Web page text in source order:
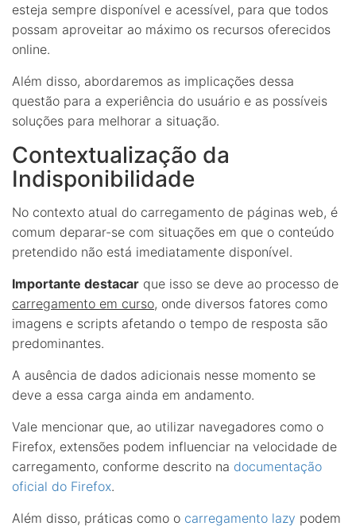
esteja sempre disponível e acessível, para que todos
possam aproveitar ao máximo os recursos oferecidos
online.
Além disso, abordaremos as implicações dessa
questão para a experiência do usuário e as possíveis
soluções para melhorar a situação.
Contextualização da
Indisponibilidade
No contexto atual do carregamento de páginas web, é
comum deparar-se com situações em que o conteúdo
pretendido não está imediatamente disponível.
Importante destacar que isso se deve ao processo de
carregamento em curso, onde diversos fatores como
imagens e scripts afetando o tempo de resposta são
predominantes.
A ausência de dados adicionais nesse momento se
deve a essa carga ainda em andamento.
Vale mencionar que, ao utilizar navegadores como o
Firefox, extensões podem influenciar na velocidade de
carregamento, conforme descrito na documentação
oficial do Firefox.
Além disso, práticas como o carregamento lazy podem